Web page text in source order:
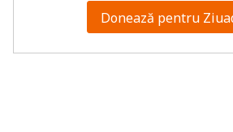
Donează pentru